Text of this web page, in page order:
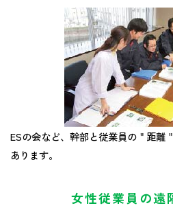
ESの会など、幹部と従業員の＂距離
あります。
女性従業員の遠